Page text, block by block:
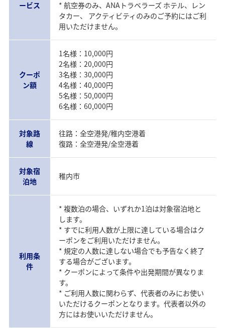
ービス
* 航空券のみ、ANAトラベラーズ ホテル、レン
タカー、 アクティビティのみのご予約にはご利
用いただけません。
クーポ
ン額
1名様：10,000円
2名様：20,000円
3名様：30,000円
4名様：40,000円
5名様：50,000円
6名様：60,000円
対象路
線
往路：全空港発/稚内空港着
復路：全空港発/全空港着
対象宿
泊地
稚内市
利用条
件
* 複数泊の場合、いずれか1泊は対象宿泊地と
します。
* すでに利用人数が上限に達している場合はク
ーポンをご利用いただけません。
* 規定の人数に達しない場合でも予告なく終了
する場合がございます。
* クーポンによって条件や出発期間が異なりま
す。
* ご利用人数に関わらず、代表者のみにお使い
いただけるクーポンとなります。代表者以外の
方にはお使いいただけません。